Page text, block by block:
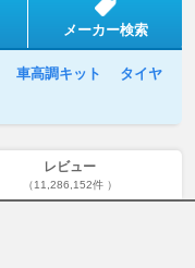
メーカー検索
車高調キット
タイヤ
レビュー
（11,286,152件 ）